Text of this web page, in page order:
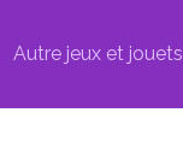
Autre jeux et jouets